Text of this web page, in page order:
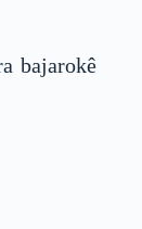
bajarokê